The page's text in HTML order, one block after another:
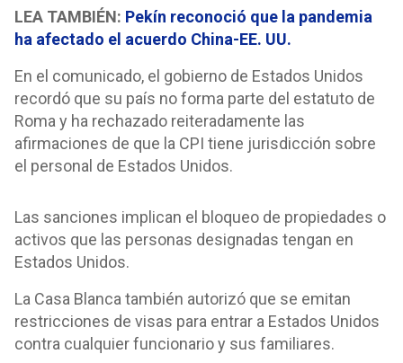
LEA TAMBIÉN: Pekín reconoció que la pandemia
ha afectado el acuerdo China-EE. UU.
En el comunicado, el gobierno de Estados Unidos
recordó que su país no forma parte del estatuto de
Roma y ha rechazado reiteradamente las
afirmaciones de que la CPI tiene jurisdicción sobre
el personal de Estados Unidos.
Las sanciones implican el bloqueo de propiedades o
activos que las personas designadas tengan en
Estados Unidos.
La Casa Blanca también autorizó que se emitan
restricciones de visas para entrar a Estados Unidos
contra cualquier funcionario y sus familiares.